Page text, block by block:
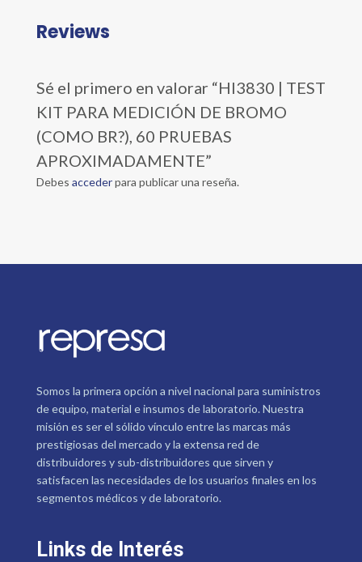
Reviews
Sé el primero en valorar “HI3830 | TEST
KIT PARA MEDICIÓN DE BROMO
(COMO BR?), 60 PRUEBAS
APROXIMADAMENTE”
Debes accederpara publicar una reseña.
Somos la primera opción a nivel nacional para suministros
de equipo, material e insumos de laboratorio. Nuestra
misión es ser el sólido vínculo entre las marcas más
prestigiosas del mercado y la extensa red de
distribuidores y sub-distribuidores que sirven y
satisfacen las necesidades de los usuarios finales en los
segmentos médicos y de laboratorio.
Links de Interés